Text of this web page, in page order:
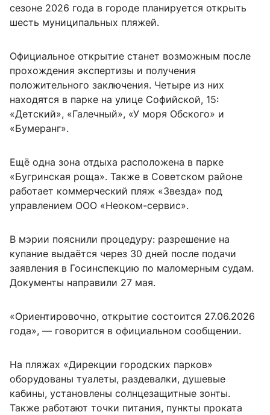
сезоне 2026 года в городе планируется открыть
шесть муниципальных пляжей.
Официальное открытие станет возможным после
прохождения экспертизы и получения
положительного заключения. Четыре из них
находятся в парке на улице Софийской, 15:
«Детский», «Галечный», «У моря Обского» и
«Бумеранг».
Ещё одна зона отдыха расположена в парке
«Бугринская роща». Также в Советском районе
работает коммерческий пляж «Звезда» под
управлением ООО «Неоком-сервис».
В мэрии пояснили процедуру: разрешение на
купание выдаётся через 30 дней после подачи
заявления в Госинспекцию по маломерным судам.
Документы направили 27 мая.
«Ориентировочно, открытие состоится 27.06.2026
года», — говорится в официальном сообщении.
На пляжах «Дирекции городских парков»
оборудованы туалеты, раздевалки, душевые
кабины, установлены солнцезащитные зонты.
Также работают точки питания, пункты проката